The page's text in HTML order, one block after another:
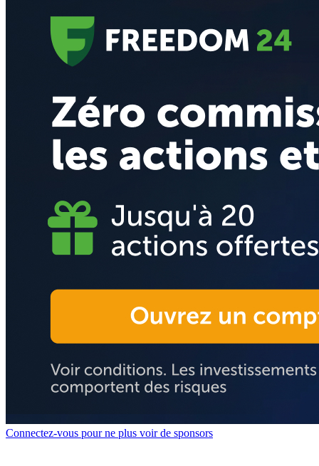
Connectez-vous pour ne plus voir de sponsors